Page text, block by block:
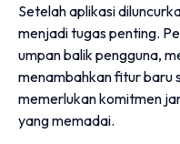
Setelah aplikasi
menjadi tugas penting.
umpan balik pengguna,
menambahkan fitur baru
memerlukan komitmen
yang memadai.